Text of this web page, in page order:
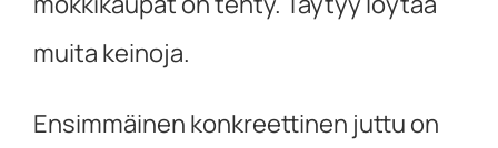
muita keinoja.
Ensimmäinen konkreettinen juttu on